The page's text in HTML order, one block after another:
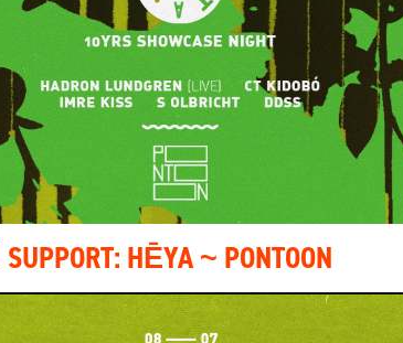
HĒYA ~ PONTOON